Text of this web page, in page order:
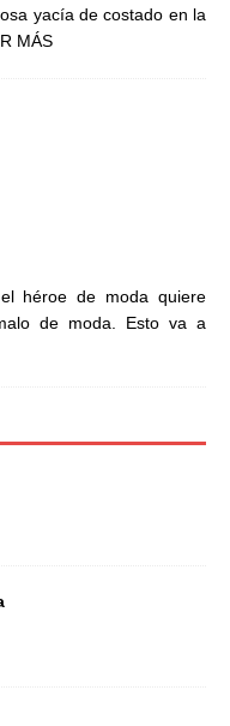
yacía de costado en la
MÁS
héroe de moda quiere
de moda. Esto va a